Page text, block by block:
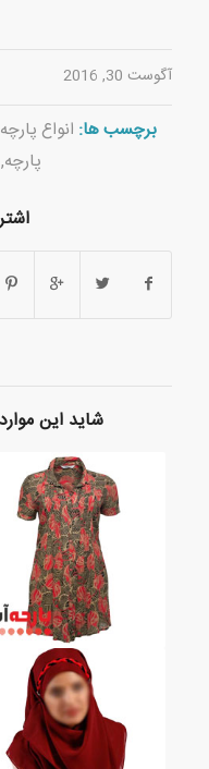
آگوست 30, 2016 /
برچسب ها: انواع
پارچه,
شاید این